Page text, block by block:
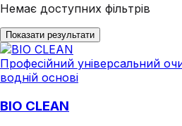
Немає доступних фільтрів
Показати результати
Професійний універсальний
водній основі
BIO CLEAN